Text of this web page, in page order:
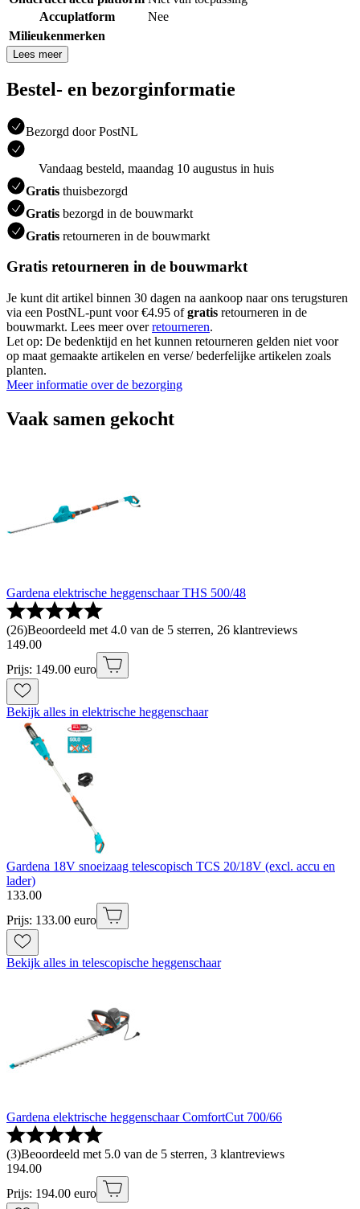
Accuplatform
Nee
Milieukenmerken
Lees meer
Bestel- en bezorginformatie
Bezorgd door PostNL
Vandaag besteld, maandag 10 augustus in huis
Gratis thuisbezorgd
Gratis bezorgd in de bouwmarkt
Gratis retourneren in de bouwmarkt
Gratis retourneren in de bouwmarkt
Je kunt dit artikel binnen 30 dagen na aankoop naar ons terugsturen
via een PostNL-punt voor €4.95 ofgratis retourneren in de
bouwmarkt. Lees meer overretourneren.
Let op: De bedenktijd en het kunnen retourneren gelden niet voor
op maat gemaakte artikelen en verse/ bederfelijke artikelen zoals
planten.
Meer informatie over de bezorging
Vaak samen gekocht
Gardena elektrische heggenschaar THS 500/48
(26)Beoordeeld met 4.0 van de 5 sterren, 26 klantreviews
149.00
Prijs: 149.00 euro
Bekijk alles in elektrische heggenschaar
Gardena 18V snoeizaag telescopisch TCS 20/18V (excl. accu en
lader)
133.00
Prijs: 133.00 euro
Bekijk alles in telescopische heggenschaar
Gardena elektrische heggenschaar ComfortCut 700/66
(3)Beoordeeld met 5.0 van de 5 sterren, 3 klantreviews
194.00
Prijs: 194.00 euro